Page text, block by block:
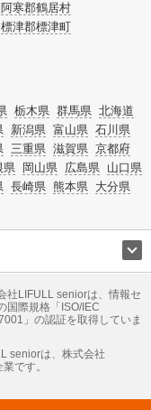
阿寒郡鶴居村
標津郡標津町
栃木県 群馬県 北海道
新潟県 富山県 石川県
三重県 滋賀県 京都府
県 岡山県 広島県 山口県
長崎県 熊本県 大分県
ママの就労支援
後の暮らし情報
投資 アドバイザー
社LIFULL seniorは、情報セ
国際規格「ISO/IEC
」の認証を取得していま
seniorは、株式会社
です。